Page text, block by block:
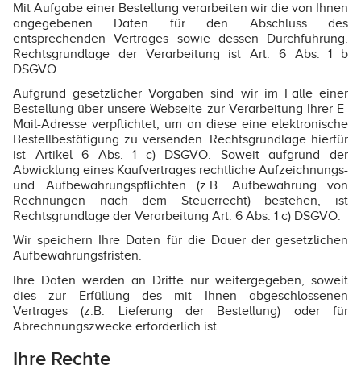
Mit Aufgabe einer Bestellung verarbeiten wir die von Ihnen
angegebenen Daten für den Abschluss des
entsprechenden Vertrages sowie dessen Durchführung.
Rechtsgrundlage der Verarbeitung ist Art. 6 Abs. 1 b
DSGVO.
Aufgrund gesetzlicher Vorgaben sind wir im Falle einer
Bestellung über unsere Webseite zur Verarbeitung Ihrer E-
Mail-Adresse verpflichtet, um an diese eine elektronische
Bestellbestätigung zu versenden. Rechtsgrundlage hierfür
ist Artikel 6 Abs. 1 c) DSGVO. Soweit aufgrund der
Abwicklung eines Kaufvertrages rechtliche Aufzeichnungs-
und Aufbewahrungspflichten (z.B. Aufbewahrung von
Rechnungen nach dem Steuerrecht) bestehen, ist
Rechtsgrundlage der Verarbeitung Art. 6 Abs. 1 c) DSGVO.
Wir speichern Ihre Daten für die Dauer der gesetzlichen
Aufbewahrungsfristen.
Ihre Daten werden an Dritte nur weitergegeben, soweit
dies zur Erfüllung des mit Ihnen abgeschlossenen
Vertrages (z.B. Lieferung der Bestellung) oder für
Abrechnungszwecke erforderlich ist.
Ihre Rechte